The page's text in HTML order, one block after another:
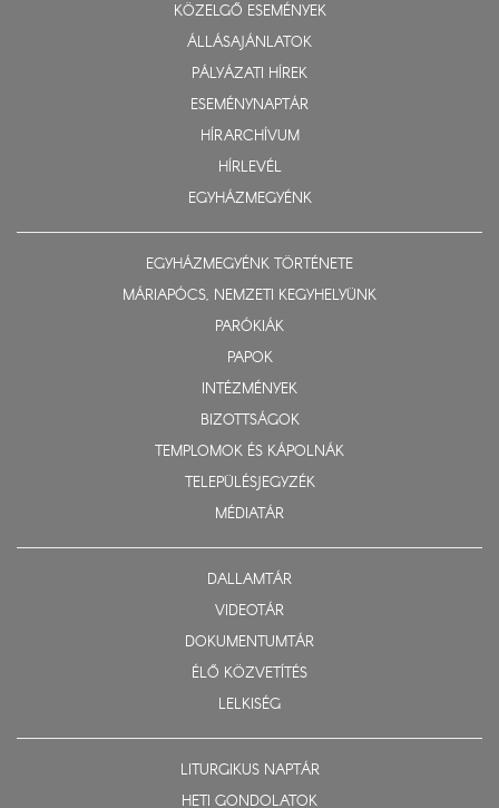
KÖZELGŐ ESEMÉNYEK
ÁLLÁSAJÁNLATOK
PÁLYÁZATI HÍREK
ESEMÉNYNAPTÁR
HÍRARCHÍVUM
HÍRLEVÉL
EGYHÁZMEGYÉNK
EGYHÁZMEGYÉNK TÖRTÉNETE
MÁRIAPÓCS, NEMZETI KEGYHELYÜNK
PARÓKIÁK
PAPOK
INTÉZMÉNYEK
BIZOTTSÁGOK
TEMPLOMOK ÉS KÁPOLNÁK
TELEPÜLÉSJEGYZÉK
MÉDIATÁR
DALLAMTÁR
VIDEOTÁR
DOKUMENTUMTÁR
ÉLŐ KÖZVETÍTÉS
LELKISÉG
LITURGIKUS NAPTÁR
HETI GONDOLATOK